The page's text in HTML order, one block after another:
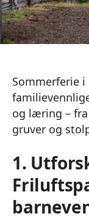
Sommerferie i
og læring –
gruver og
1.